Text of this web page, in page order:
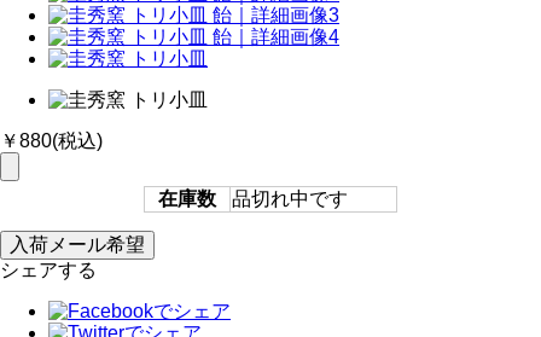
￥880(税込)
在庫数 品切れ中です
シェアする